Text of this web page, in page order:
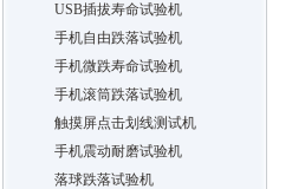
USB插拔寿命试验机
手机自由跌落试验机
手机微跌寿命试验机
手机滚筒跌落试验机
触摸屏点击划线测试机
手机震动耐磨试验机
落球跌落试验机